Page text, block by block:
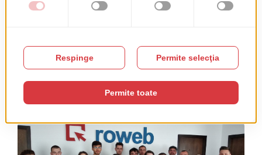
Citeste articolul integral →
Stagiul de Vara Roweb
Acest articol a fost publicat in categoria